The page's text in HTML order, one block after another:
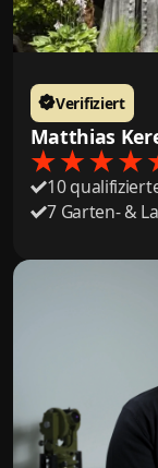
Matthias
Verifiziert
10
7 Garten- &